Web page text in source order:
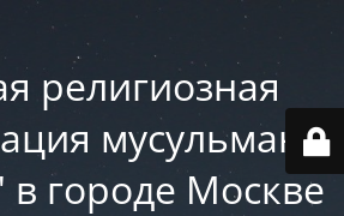
религиозная
мусульман
городе Москве